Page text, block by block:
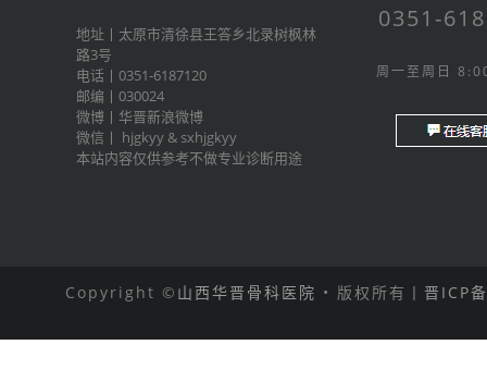
地址丨太原市清徐县王答乡北录树枫林
路3号
电话丨0351-6187120
邮编丨030024
微博丨 华晋新浪微博
微信丨 hjgkyy & sxhjgkyy
本站内容仅供参考不做专业诊断用途
0351-
周一至周日
Copyright © 山西华晋骨科医院 • 版权所有丨 晋ICP